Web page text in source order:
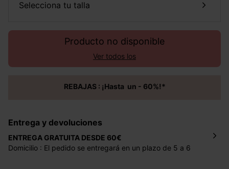
selecciona tu talla
Producto no disponible
Ver todos los
REBAJAS : ¡Hasta un - 60%!*
Entrega y devoluciones
ENTREGA GRATUITA DESDE 60€
Domicilio : El pedido se entregará en un plazo de 5 a 6